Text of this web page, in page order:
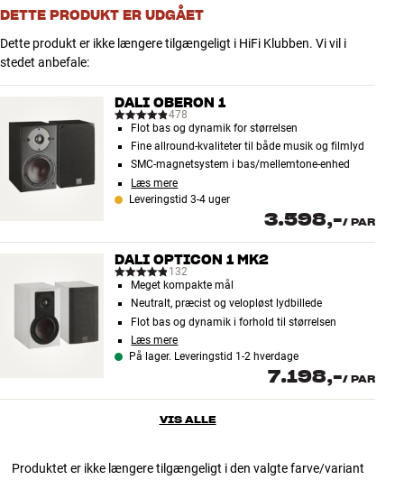
DETTE PRODUKT ER UDGÅET
Dette produkt er ikke længere tilgængeligt i HiFi Klubben. Vi vil i
stedet anbefale:
DALI OBERON 1
478
Flot bas og dynamik for størrelsen
Fine allround-kvaliteter til både musik og filmlyd
SMC-magnetsystem i bas/mellemtone-enhed
Læs mere
Leveringstid 3-4 uger
3.598,-/ PAR
DALI OPTICON 1 MK2
132
Meget kompakte mål
Neutralt, præcist og velopløst lydbillede
Flot bas og dynamik i forhold til størrelsen
Læs mere
På lager. Leveringstid 1-2 hverdage
7.198,-/ PAR
VIS ALLE
Produktet er ikke længere tilgængeligt i den valgte farve/variant